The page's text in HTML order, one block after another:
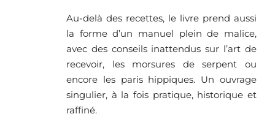
Au-delà des recettes, le livre prend aussi
la forme d’un manuel plein de malice,
avec des conseils inattendus sur l’art de
recevoir, les morsures de serpent ou
encore les paris hippiques. Un ouvrage
singulier, à la fois pratique, historique et
raffiné.